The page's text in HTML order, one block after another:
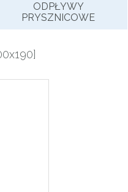
ODPŁYWY
PRYSZNICOWE